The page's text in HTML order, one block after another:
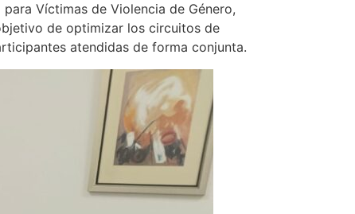
Víctimas de Violencia de Género,
de optimizar los circuitos de
atendidas de forma conjunta.